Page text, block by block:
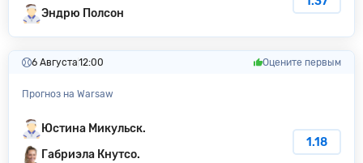
Эндрю Полсон
6 Августа12:00 Оцените первым
Прогноз на Warsaw
Юстина Микульск.
Габриэла Кнутсо.
1.18